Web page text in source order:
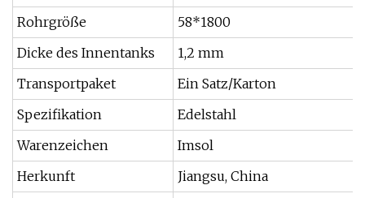
Rohrgröße
58*1800
Dicke des Innentanks
1,2 mm
Transportpaket
Ein Satz/Karton
Spezifikation
Edelstahl
Warenzeichen
Imsol
Herkunft
Jiangsu, China